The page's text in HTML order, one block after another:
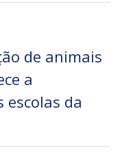
de animais
a
escolas da